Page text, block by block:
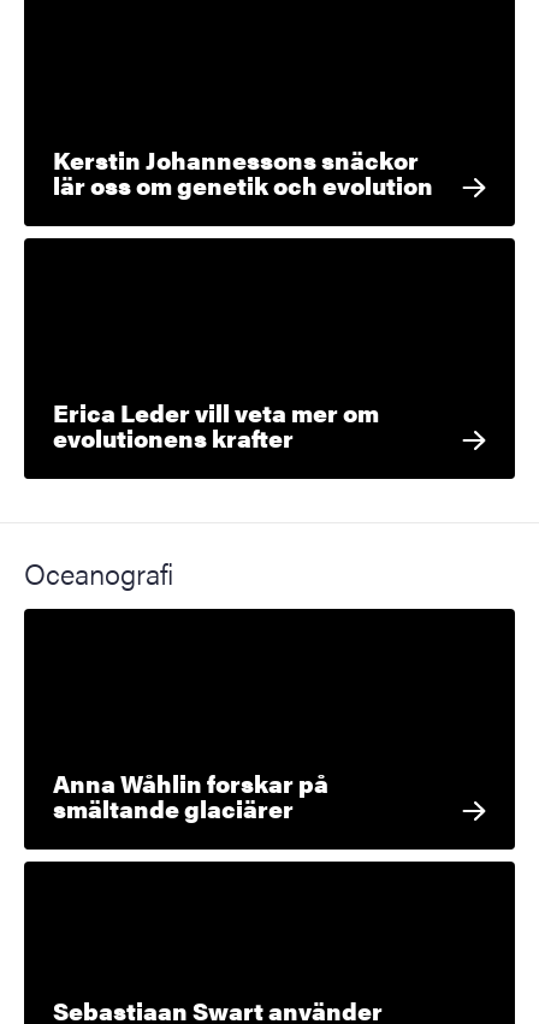
Kerstin Johannessons snäckor
lär oss om genetik och evolution
Erica Leder vill veta mer om
evolutionens krafter
Oceanografi
Anna Wåhlin forskar på
smältande glaciärer
Sebastiaan Swart använder